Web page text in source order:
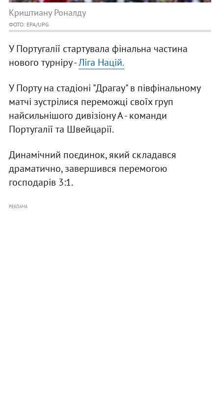
Криштиану Роналду
ФОТО: EPA/UPG
У Португалії стартувала фінальна частина
нового турніру -Ліга Націй.
У Порту на стадіоні "Драгау" в півфінальному
матчі зустрілися переможці своїх груп
найсильнішого дивізіону А - команди
Португалії та Швейцарії.
Динамічний поєдинок, який складався
драматично, завершився перемогою
господарів 3:1.
РЕКЛАМА